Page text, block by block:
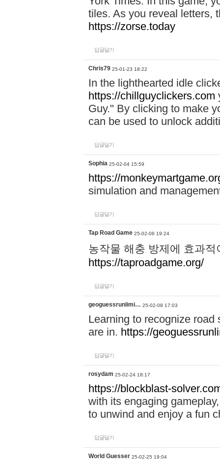
tiles. As you reveal letters,
https://zorse.today
답글달기
Chris79 25-01-23 18:22
In the lighthearted idle
https://chillguyclickers.com
Guy." By clicking to make
can be used to unlock
답글달기
Sophia 25-02-04 15:59
https://
simulation and
답글달기
Tap Road Game 25-02-06 19:24
농작물 해충 방제에 효과
https://taproadgame.org/
답글달기
geoguessrunlimi… 25-02-08 17:03
Learning to recognize
are in. https://
답글달기
rosydam 25-02-24 18:17
https://blockblast-
with its engaging
to unwind and enjoy a fun
답글달기
World Guesser 25-02-25 19:04